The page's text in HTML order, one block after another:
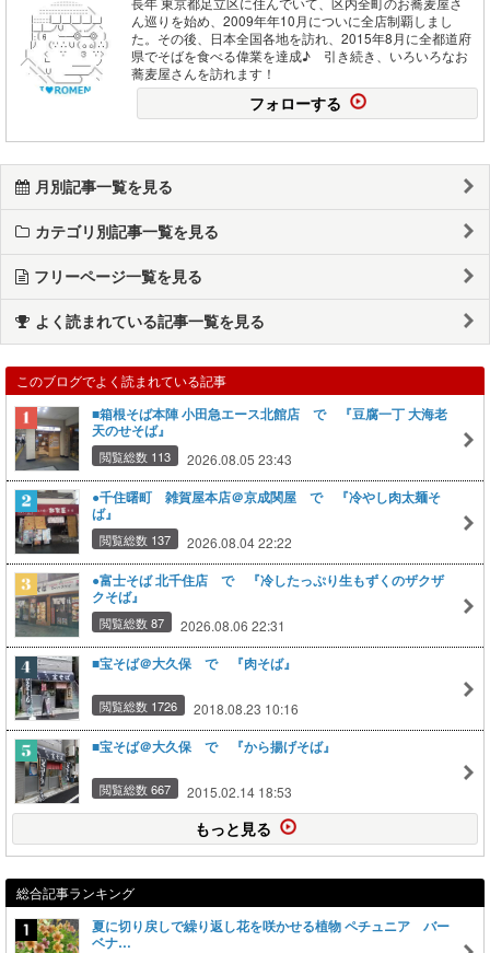
ん巡りを始め、2009年年10月についに全店制覇しまし
た。その後、日本全国各地を訪れ、2015年8月に全都道府
県でそばを食べる偉業を達成♪ 引き続き、いろいろなお
蕎麦屋さんを訪れます！
フォローする
月別記事一覧を見る
カテゴリ別記事一覧を見る
フリーページ一覧を見る
よく読まれている記事一覧を見る
このブログでよく読まれている記事
■箱根そば本陣 小田急エース北館店 で 『豆腐一丁 大海老
天のせそば』
閲覧総数 113 2026.08.05 23:43
●千住曙町 雑賀屋本店＠京成関屋 で 『冷やし肉太麺そ
ば』
閲覧総数 137 2026.08.04 22:22
●富士そば 北千住店 で 『冷したっぷり生もずくのザクザ
クそば』
閲覧総数 87 2026.08.06 22:31
■宝そば＠大久保 で 『肉そば』
閲覧総数 1726 2018.08.23 10:16
■宝そば＠大久保 で 『から揚げそば』
閲覧総数 667 2015.02.14 18:53
もっと見る
総合記事ランキング
夏に切り戻しで繰り返し花を咲かせる植物 ペチュニア バー
ベナ…